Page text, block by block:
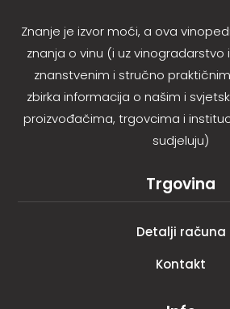
Znanje je izvor moći, a ova
znanja o vinu (i uz vinogradarstvo
znanstvenim i stručno
zbirka informacija o našim i
proizvođačima, trgovcima i
sudjeluju)
Trgovina
Detalji računa
Kontakt